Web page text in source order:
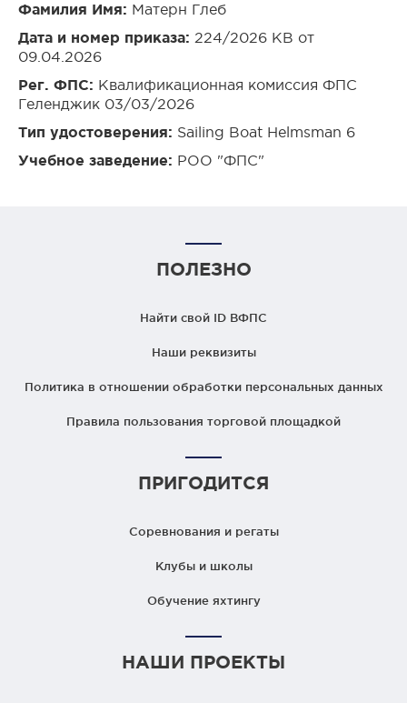
Фамилия Имя: Матерн Глеб
Дата и номер приказа: 224/2026 КВ от
09.04.2026
Рег. ФПС: Квалификационная комиссия ФПС
Геленджик 03/03/2026
Тип удостоверения: Sailing Boat Helmsman 6
Учебное заведение: РОО "ФПС"
ПОЛЕЗНО
Найти свой ID ВФПС
Наши реквизиты
Политика в отношении обработки персональных данных
Правила пользования торговой площадкой
ПРИГОДИТСЯ
Соревнования и регаты
Клубы и школы
Обучение яхтингу
НАШИ ПРОЕКТЫ